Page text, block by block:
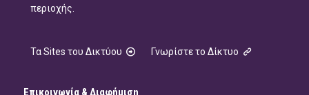
περιοχής.
Τα Sites του Δικτύου Γνωρίστε το Δίκτυο
Επικοινωνία & Διαφήμιση